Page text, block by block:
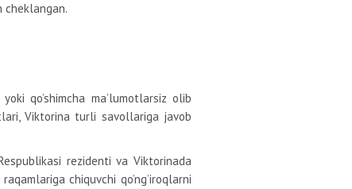
cheklangan.
qo’shimcha ma’lumotlarsiz olib
Viktorina turli savollariga javob
rezidenti va Viktorinada
chiquvchi qo’ng’iroqlarni